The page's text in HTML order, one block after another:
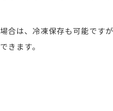
合は、冷凍保存も可能です
きます。